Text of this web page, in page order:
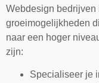
Webdesign
groeimogelijkheden
naar een hoger
zijn:
Specialiseer je